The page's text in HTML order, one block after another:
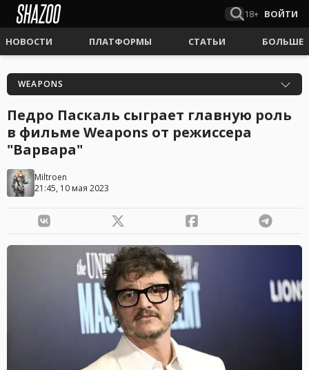
18+ ВОЙТИ
НОВОСТИ ПЛАТФОРМЫ СТАТЬИ БОЛЬШЕ
WEAPONS
Педро Паскаль сыграет главную роль
в фильме Weapons от режиссера
"Варвара"
Miltroen
21:45, 10 мая 2023